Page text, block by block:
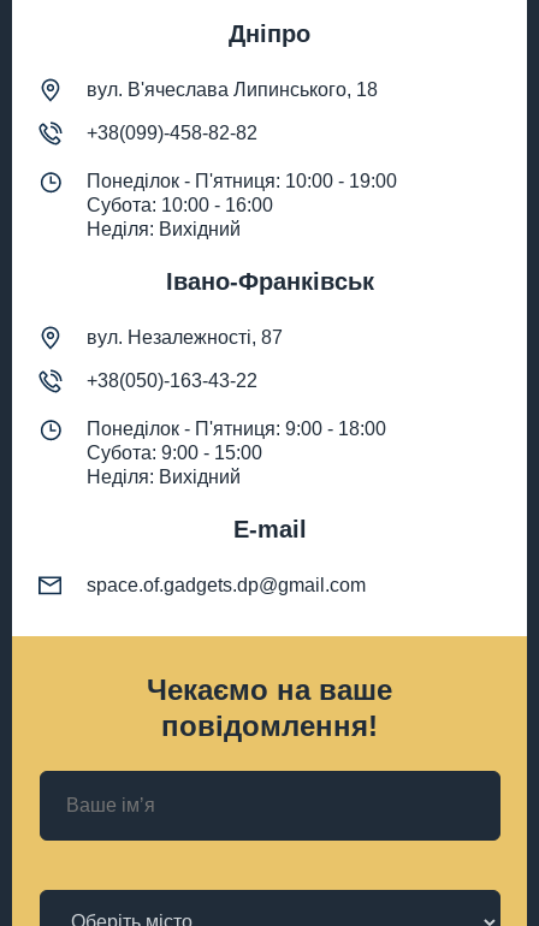
Дніпро
вул. В'ячеслава Липинського, 18
+38(099)-458-82-82
Понеділок - П'ятниця: 10:00 - 19:00
Субота: 10:00 - 16:00
Неділя: Вихідний
Івано-Франківськ
вул. Незалежності, 87
+38(050)-163-43-22
Понеділок - П'ятниця: 9:00 - 18:00
Субота: 9:00 - 15:00
Неділя: Вихідний
E-mail
space.of.gadgets.dp@gmail.com
Чекаємо на ваше
повідомлення!